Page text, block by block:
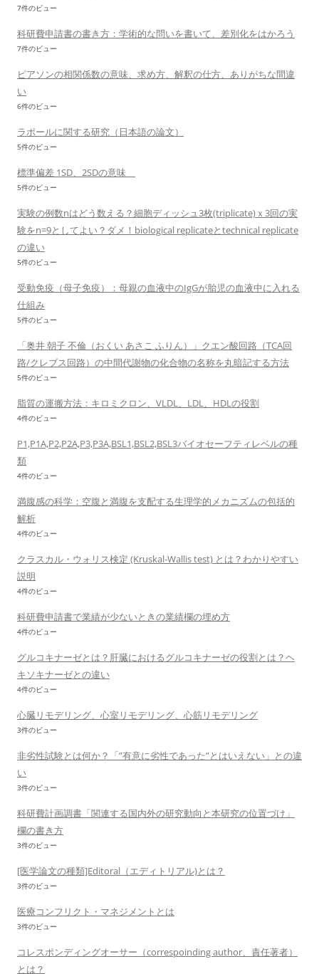
7件のビュー
科研費申請書の書き方：学術的な問いを書いて、差別化をはかろう
7件のビュー
ピアソンの相関係数の意味、求め方、解釈の仕方、ありがちな間違
い
6件のビュー
ラポールに関する研究（日本語の論文）
5件のビュー
標準偏差 1SD、2SDの意味
5件のビュー
実験の例数nはどう数える？細胞ディッシュ3枚(triplicate)ｘ3回の実
験をn=9としてよい？ダメ！biological replicateとtechnical replicate
の違い
5件のビュー
受動免疫（母子免疫）：母親の血液中のIgGが胎児の血液中に入れる
仕組み
5件のビュー
「奥井 朝子 不倫（おくい あさこ ふりん）」クエン酸回路（TCA回
路/クレブス回路）の中間代謝物の化合物の名称を丸暗記する方法
5件のビュー
脂質の運搬方法：キロミクロン、VLDL、LDL、HDLの役割
4件のビュー
P1,P1A,P2,P2A,P3,P3A,BSL1,BSL2,BSL3バイオセーフティレベルの種
類
4件のビュー
満腹感の科学：空腹と満腹を支配する生理学的メカニズムの包括的
解析
4件のビュー
クラスカル・ウォリス検定 (Kruskal-Wallis test) とは？わかりやすい
説明
4件のビュー
科研費申請書で業績が少ないときの業績欄の埋め方
4件のビュー
グルコキナーゼとは？肝臓におけるグルコキナーゼの役割とは？ヘ
キソキナーゼとの違い
4件のビュー
心臓リモデリング、心室リモデリング、心筋リモデリング
3件のビュー
非劣性試験とは何か？「”有意に劣性であった”とはいえない」との違
い
3件のビュー
科研費計画調書「関連する国内外の研究動向と本研究の位置づけ」
欄の書き方
3件のビュー
[医学論文の種類]Editoral（エディトリアル)とは？
3件のビュー
医療コンフリクト・マネジメントとは
3件のビュー
コレスポンディングオーサー（correspoinding author、責任著者）
とは？